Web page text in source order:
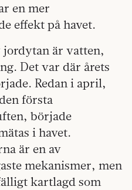
en mer
effekt på havet.
jordytan är vatten,
Det var där årets
Redan i april,
första
började
i havet.
är en av
mekanismer, men
kartlagd som